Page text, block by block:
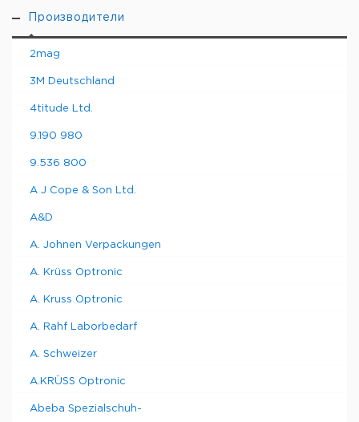
Производители
2mag
3M Deutschland
4titude Ltd.
9.190 980
9.536 800
A J Cope & Son Ltd.
A&D
A. Johnen Verpackungen
A. Krüss Optronic
A. Kruss Optronic
A. Rahf Laborbedarf
A. Schweizer
A.KRÜSS Optronic
Abeba Spezialschuh-